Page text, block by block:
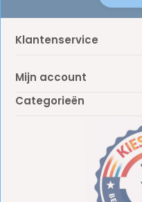
Klantenservice
Mijn account
Categorieën